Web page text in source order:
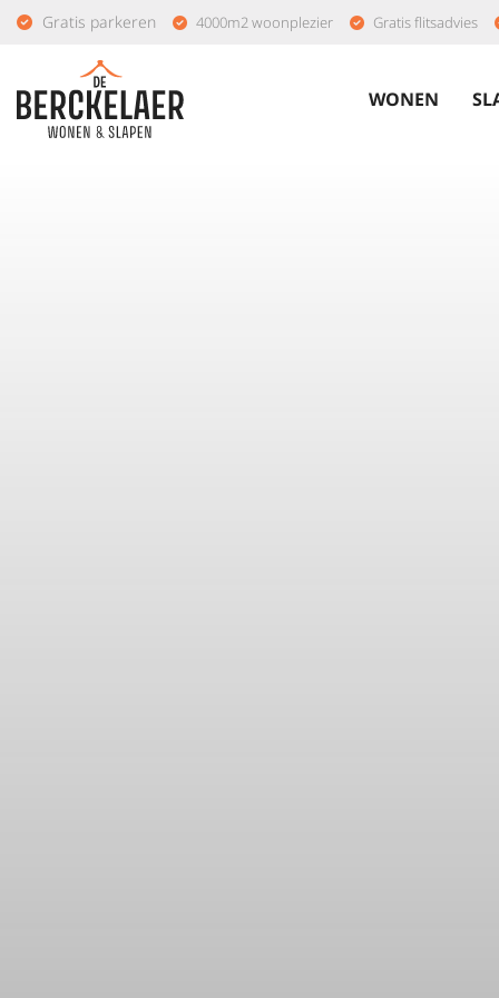
Gratis parkeren 4000m2 woonplezier Gratis flitsadvies
WONEN